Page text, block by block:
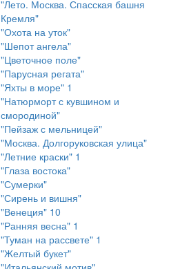
"Лето. Москва. Спасская башня
Кремля"
"Охота на уток"
"Шепот ангела"
"Цветочное поле"
"Парусная регата"
"Яхты в море" 1
"Натюрморт с кувшином и
смородиной"
"Пейзаж с мельницей"
"Москва. Долгоруковская улица"
"Летние краски" 1
"Глаза востока"
"Сумерки"
"Сирень и вишня"
"Венеция" 10
"Ранняя весна" 1
"Туман на рассвете" 1
"Желтый букет"